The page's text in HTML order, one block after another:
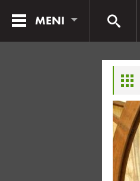
MENI